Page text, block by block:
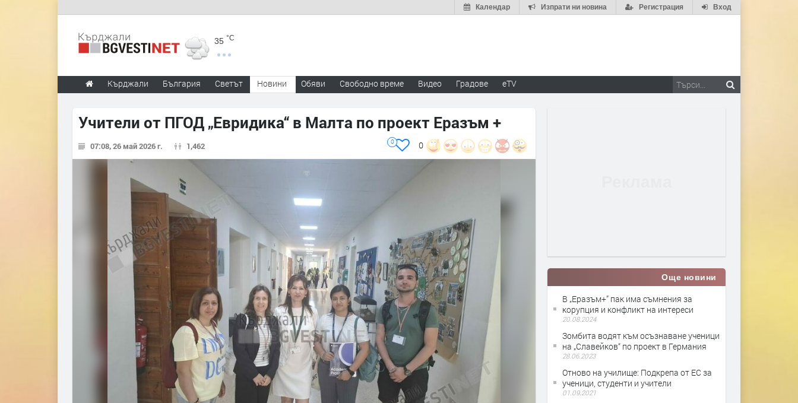
Вход
Регистрация
Изпрати ни новина
Календар
35 °C
Кърджали България Светът Новини Обяви Свободно време Видео Градове eTV
Учители от ПГОД „Евридика“ в Малта по проект Еразъм +
07:08, 26 май 2026 г. 1,462 0
0
Още новини
В „Еразъм+” пак има съмнения за
корупция и конфликт на интереси
20.08.2024
Зомбита водят към осъзнаване ученици
на „Славейков“ по проект в Германия
28.06.2023
Отново на училище: Подкрепа от ЕС за
ученици, студенти и учители
01.09.2021